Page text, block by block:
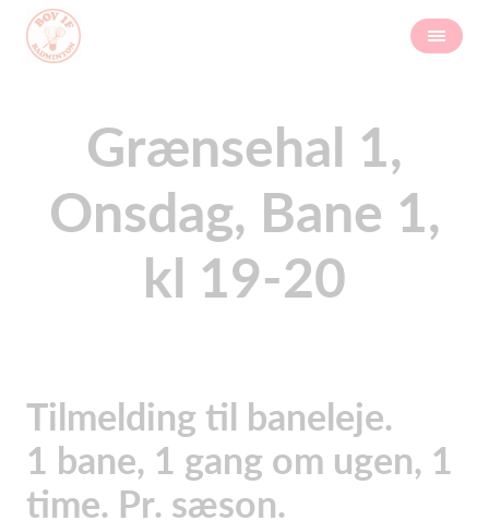
Grænsehal 1,
Onsdag, Bane 1,
kl 19-20
Tilmelding til baneleje.
1 bane, 1 gang om ugen, 1
time. Pr. sæson.